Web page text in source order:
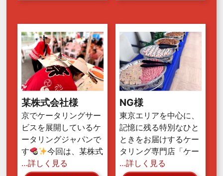
某株式会社様
京でケータリングサー
ビスを展開しているケ
ータリングジャパンで
す
今回は、某株式
…詳しく見る
NG様
東京エリアを中心に、
記憶に残る特別なひと
ときをお届けするケー
タリング専門店「ケー
…詳しく見る